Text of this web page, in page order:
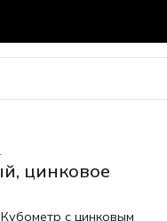
цинковое
с цинковым